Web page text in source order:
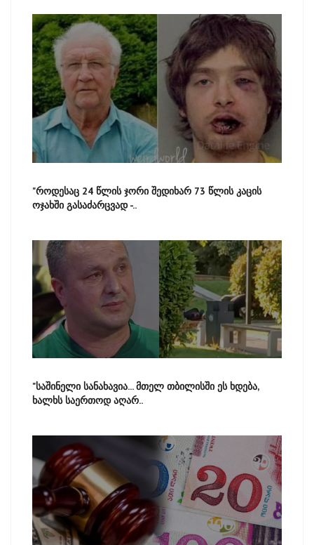
"როდესაც 24 წლის ჯორი შედიხარ 73 წლის კაცის
ოჯახში გასაძარცვად -..
"საშინელი სანახავია... მთელ თბილისში ეს ხდება,
ხალხს საერთოდ აღარ..